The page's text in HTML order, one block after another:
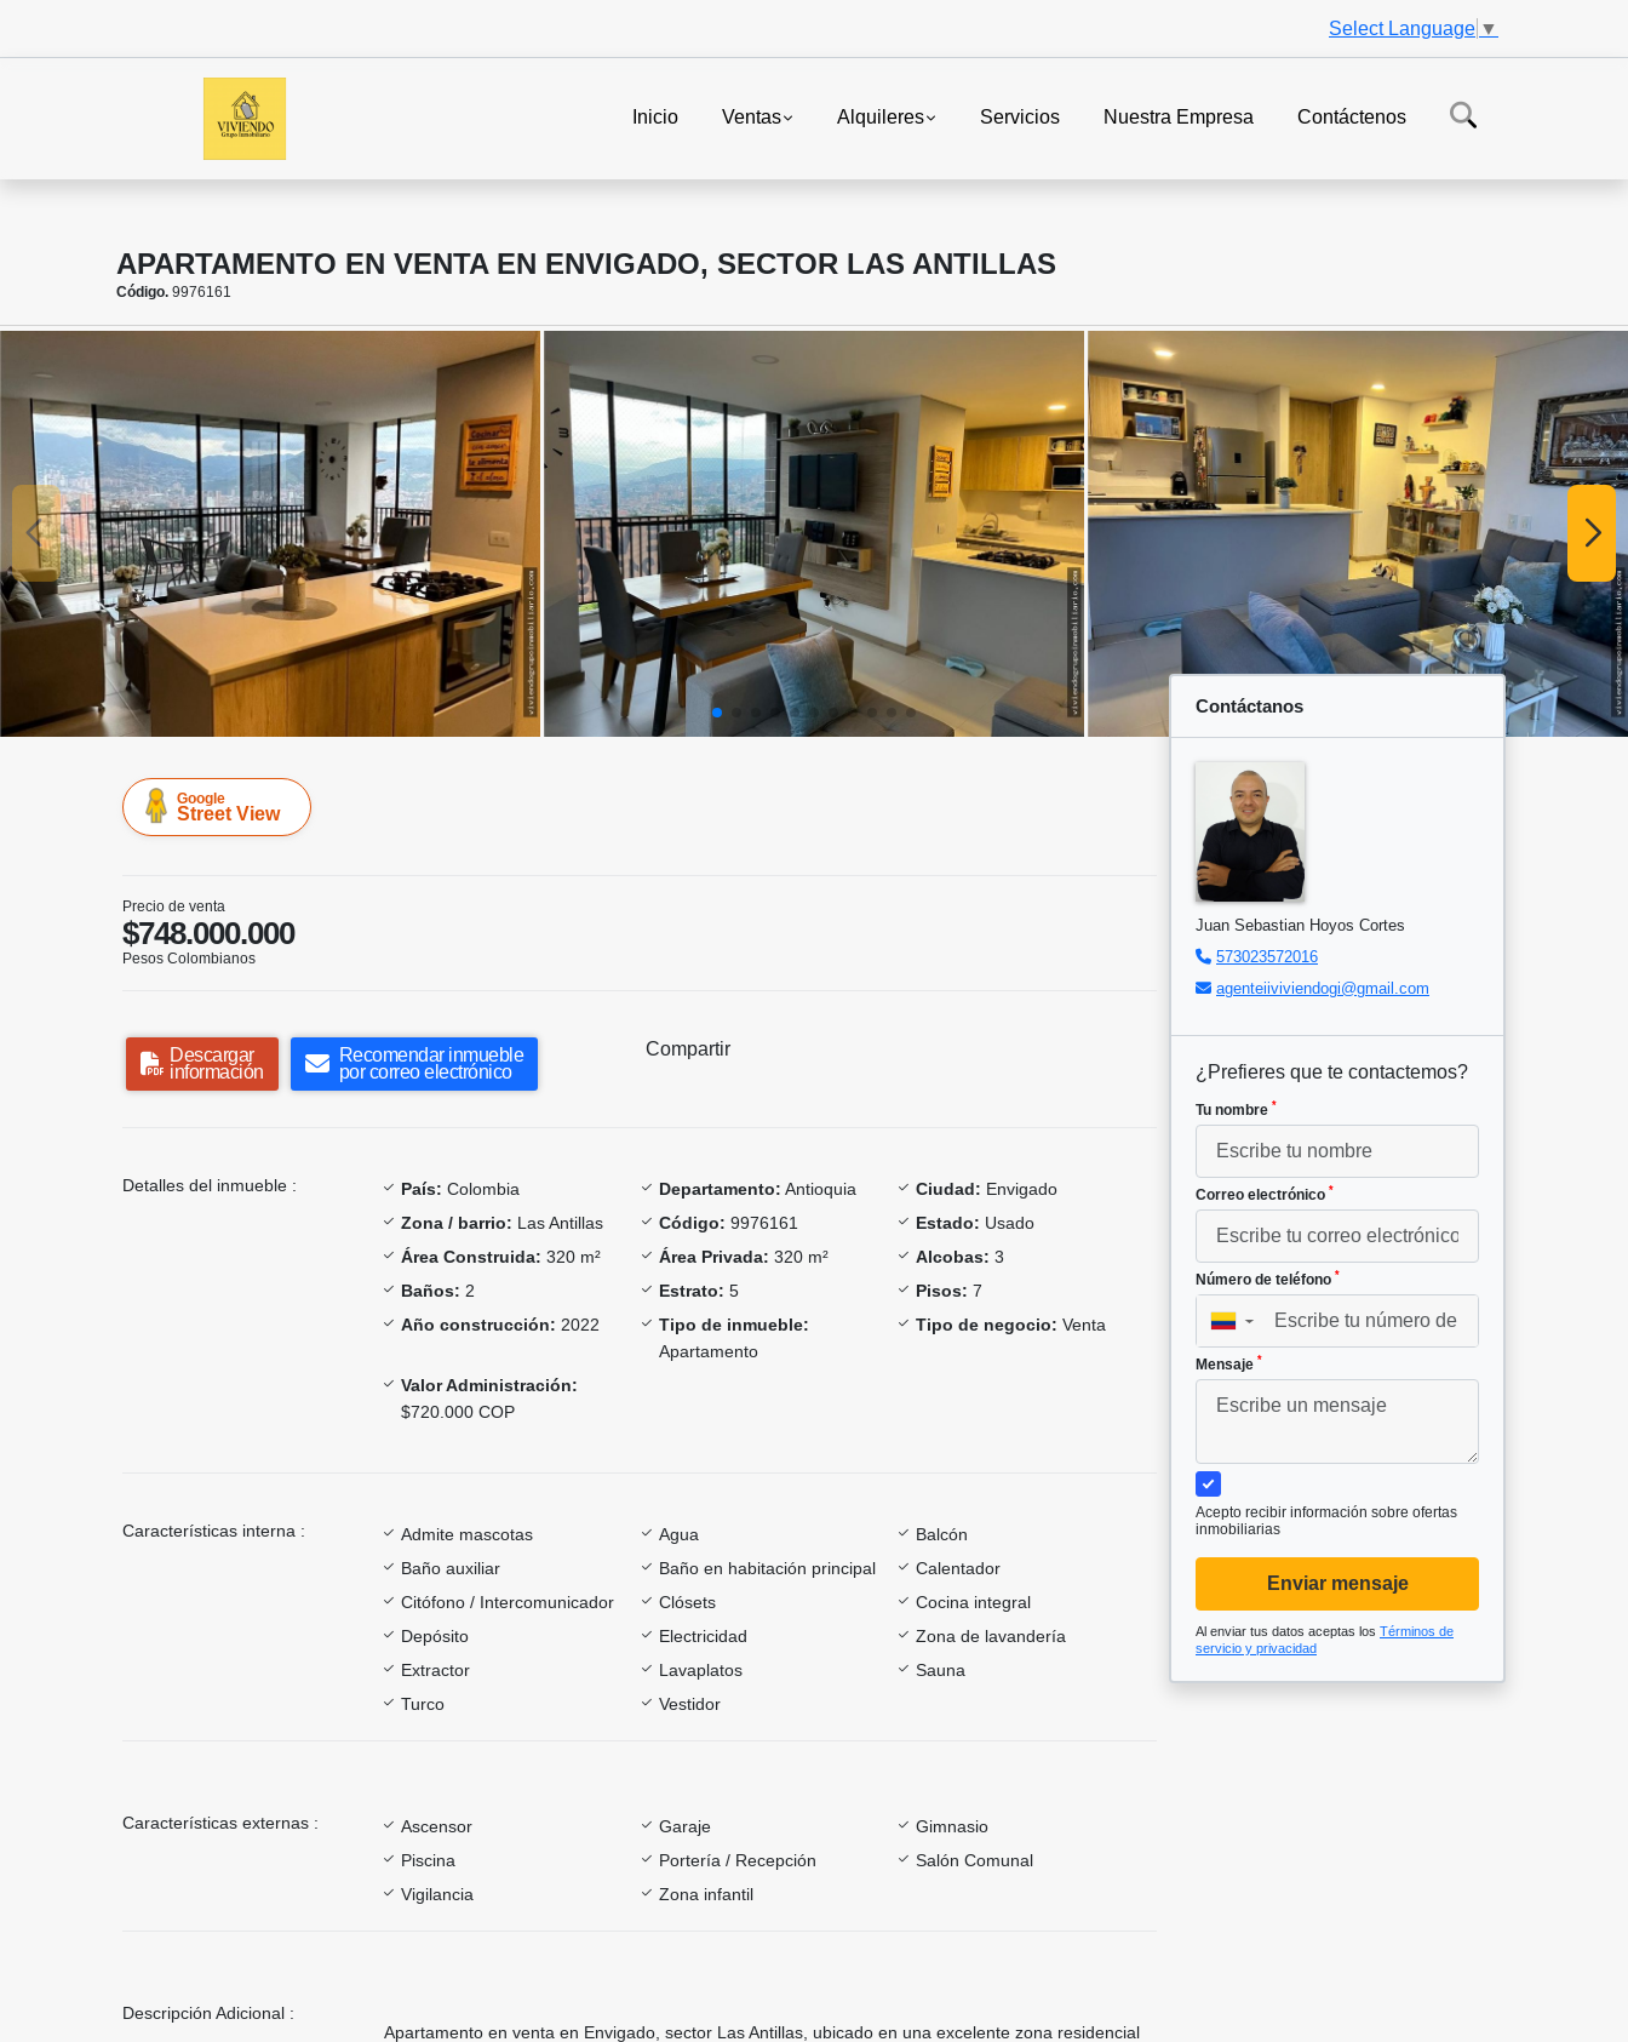
Select Language ▼
Inicio Ventas Alquileres Servicios Nuestra Empresa Contáctenos
APARTAMENTO EN VENTA EN ENVIGADO, SECTOR LAS ANTILLAS
Código. 9976161
Google
Street View
Precio de venta
$748.000.000
Pesos Colombianos
Descargar
información
Recomendar inmueble
por correo electrónico
Compartir
Detalles del inmueble : País: Colombia Departamento: Antioquia Ciudad: Envigado
Zona / barrio: Las Antillas Código: 9976161 Estado: Usado
Área Construida: 320 m² Área Privada: 320 m² Alcobas: 3
Baños: 2 Estrato: 5 Pisos: 7
Año construcción: 2022
Tipo de inmueble:
Apartamento
Tipo de negocio: Venta
Valor Administración:
$720.000 COP
Características interna : Admite mascotas Agua
Balcón
Baño auxiliar
Baño en habitación principal
Calentador
Citófono / Intercomunicador
Clósets
Cocina integral
Depósito
Electricidad
Zona de lavandería
Extractor
Lavaplatos
Sauna
Turco
Vestidor
Características externas : Ascensor Garaje
Gimnasio
Piscina
Portería / Recepción
Salón Comunal
Vigilancia
Zona infantil
Descripción Adicional :
Apartamento en venta en Envigado, sector Las Antillas, ubicado en una excelente zona residencial
Contáctanos
Juan Sebastian Hoyos Cortes
573023572016
agenteiiviviendogi@gmail.com
¿Prefieres que te contactemos?
Tu nombre *
Correo electrónico *
Número de teléfono *
▼
Mensaje *
Acepto recibir información sobre ofertas
inmobiliarias
Enviar mensaje
Al enviar tus datos aceptas los Términos de
servicio y privacidad